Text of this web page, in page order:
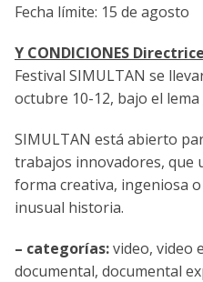
Fecha límite: 15 de agosto
Y CONDICIONES
Festival SIMULTAN se
octubre 10-12, bajo el lema
SIMULTAN está abierto
trabajos innovadores, que
forma creativa, ingeniosa
inusual historia.
– categorías:video, video
documental, documental